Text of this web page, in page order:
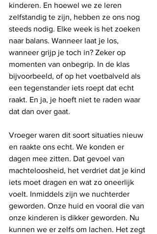
kinderen. En hoewel we ze leren
zelfstandig te zijn, hebben ze ons nog
steeds nodig. Elke week is het zoeken
naar balans. Wanneer laat je los,
wanneer grijp je toch in? Zeker op
momenten van onbegrip. In de klas
bijvoorbeeld, of op het voetbalveld als
een tegenstander iets roept dat echt
raakt. En ja, je hoeft niet te raden waar
dat dan over gaat.
Vroeger waren dit soort situaties nieuw
en raakte ons echt. We konden er
dagen mee zitten. Dat gevoel van
machteloosheid, het verdriet dat je kind
iets moet dragen en wat zo oneerlijk
voelt. Inmiddels zijn we nuchterder
geworden. Onze huid en vooral die van
onze kinderen is dikker geworden. Nu
kunnen we er zelfs om lachen. Het zegt